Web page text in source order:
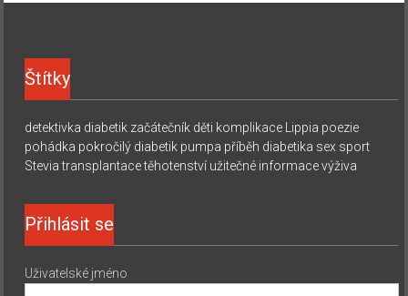
Štítky
detektivka diabetik začátečník děti komplikace Lippia poezie
pohádka pokročilý diabetik pumpa příběh diabetika sex sport
Stevia transplantace těhotenství užitečné informace výživa
Přihlásit se
Uživatelské jméno